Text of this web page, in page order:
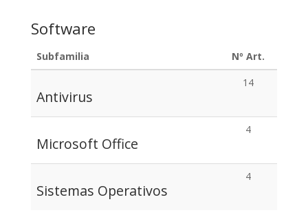
Software
Subfamilia Nº Art.
Antivirus
14
Microsoft Office
4
Sistemas Operativos
4